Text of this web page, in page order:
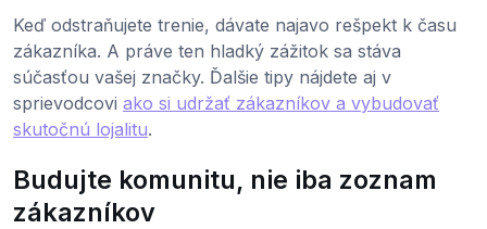
Keď odstraňujete trenie, dávate najavo rešpekt k času
zákazníka. A práve ten hladký zážitok sa stáva
súčasťou vašej značky. Ďalšie tipy nájdete aj v
sprievodcovi ako si udržať zákazníkov a vybudovať
skutočnú lojalitu.
Budujte komunitu, nie iba zoznam
zákazníkov